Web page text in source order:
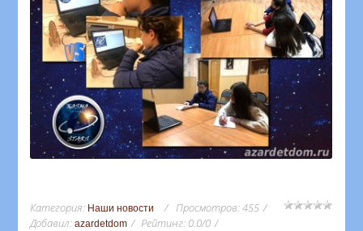
Категория: Наши новости Просмотров:455
Добавил: azardetdom Рейтинг: 0.0/0